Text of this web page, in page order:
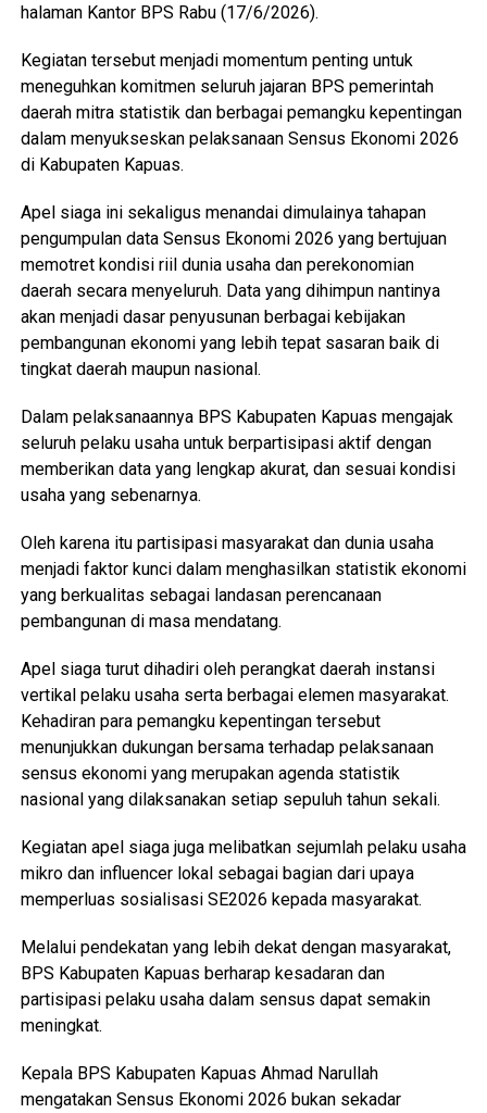
halaman Kantor BPS Rabu (17/6/2026).
Kegiatan tersebut menjadi momentum penting untuk
meneguhkan komitmen seluruh jajaran BPS pemerintah
daerah mitra statistik dan berbagai pemangku kepentingan
dalam menyukseskan pelaksanaan Sensus Ekonomi 2026
di Kabupaten Kapuas.
Apel siaga ini sekaligus menandai dimulainya tahapan
pengumpulan data Sensus Ekonomi 2026 yang bertujuan
memotret kondisi riil dunia usaha dan perekonomian
daerah secara menyeluruh. Data yang dihimpun nantinya
akan menjadi dasar penyusunan berbagai kebijakan
pembangunan ekonomi yang lebih tepat sasaran baik di
tingkat daerah maupun nasional.
Dalam pelaksanaannya BPS Kabupaten Kapuas mengajak
seluruh pelaku usaha untuk berpartisipasi aktif dengan
memberikan data yang lengkap akurat, dan sesuai kondisi
usaha yang sebenarnya.
Oleh karena itu partisipasi masyarakat dan dunia usaha
menjadi faktor kunci dalam menghasilkan statistik ekonomi
yang berkualitas sebagai landasan perencanaan
pembangunan di masa mendatang.
Apel siaga turut dihadiri oleh perangkat daerah instansi
vertikal pelaku usaha serta berbagai elemen masyarakat.
Kehadiran para pemangku kepentingan tersebut
menunjukkan dukungan bersama terhadap pelaksanaan
sensus ekonomi yang merupakan agenda statistik
nasional yang dilaksanakan setiap sepuluh tahun sekali.
Kegiatan apel siaga juga melibatkan sejumlah pelaku usaha
mikro dan influencer lokal sebagai bagian dari upaya
memperluas sosialisasi SE2026 kepada masyarakat.
Melalui pendekatan yang lebih dekat dengan masyarakat,
BPS Kabupaten Kapuas berharap kesadaran dan
partisipasi pelaku usaha dalam sensus dapat semakin
meningkat.
Kepala BPS Kabupaten Kapuas Ahmad Narullah
mengatakan Sensus Ekonomi 2026 bukan sekadar